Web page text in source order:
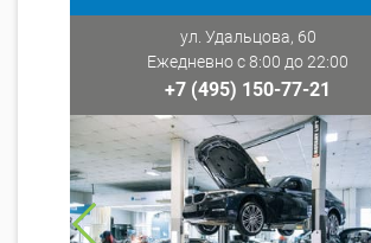
ул. Удальцова, 60
Ежедневно с 8:00 до 22:00
+7 (495) 150-77-21